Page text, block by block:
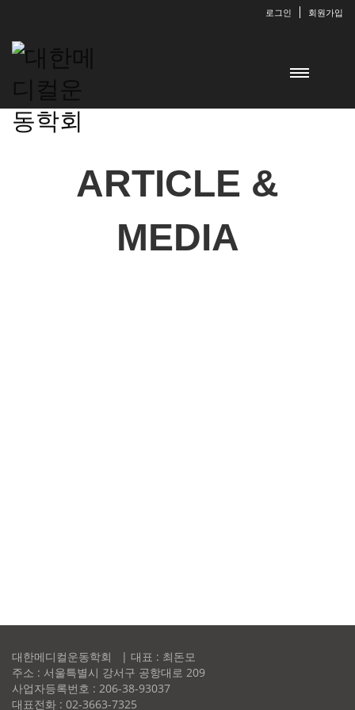
로그인 회원가입
ARTICLE &
MEDIA
대한메디컬운동학회 | 대표 : 최돈모
주소 : 서울특별시 강서구 공항대로 209
사업자등록번호 : 206-38-93037
대표전화 : 02-3663-7325